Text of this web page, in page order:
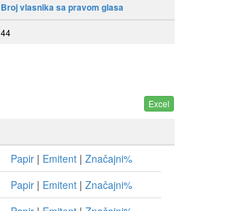
Broj vlasnika sa pravom glasa
44
Papir | Emitent | Značajni%
Papir | Emitent | Značajni%